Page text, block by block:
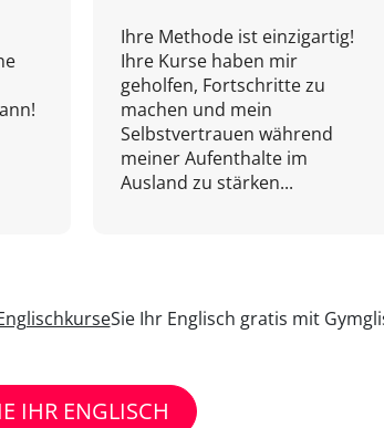
Ihre Methode ist einzigartig!
Ihre Kurse haben mir
geholfen, Fortschritte zu
machen und mein
Selbstvertrauen während
meiner Aufenthalte im
Ausland zu stärken...
Sie Ihr Englisch gratis mit
IHR ENGLISCH